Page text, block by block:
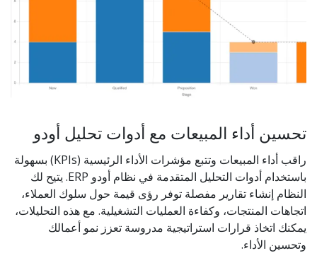
تحسين أداء المبيعات مع أدوات تحليل أودو
راقب أداء المبيعات وتتبع مؤشرات الأداء الرئيسية (KPIs) بسهولة
باستخدام أدوات التحليل المتقدمة في نظام أودو ERP. يتيح لك
النظام إنشاء تقارير مفصلة توفر رؤى قيمة حول سلوك العملاء،
اتجاهات المنتجات، وكفاءة العمليات التشغيلية. مع هذه التحليلات،
يمكنك اتخاذ قرارات استراتيجية مدروسة تعزز نمو أعمالك
وتحسين الأداء.